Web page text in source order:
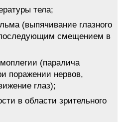
тела;
(выпячивание глазного
последующим смещением в
(паралича
поражении нервов,
глаз);
в области зрительного